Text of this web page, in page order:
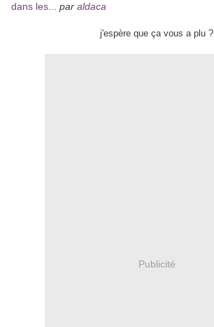
dans les...
par aldaca
j'espère que ça vous a plu ?
Publicité